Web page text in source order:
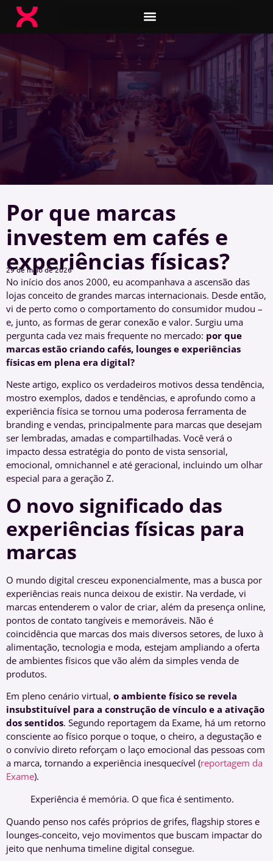
Por que marcas
investem em cafés e
experiências físicas?
29 de maio de 2026
No início dos anos 2000, eu acompanhava a ascensão das
lojas conceito de grandes marcas internacionais. Desde então,
vi de perto como o comportamento do consumidor mudou –
e, junto, as formas de gerar conexão e valor. Surgiu uma
pergunta cada vez mais frequente no mercado: por que
marcas estão criando cafés, lounges e experiências
físicas em plena era digital?
Neste artigo, explico os verdadeiros motivos dessa tendência,
mostro exemplos, dados e tendências, e aprofundo como a
experiência física se tornou uma poderosa ferramenta de
branding e vendas, principalmente para marcas que desejam
ser lembradas, amadas e compartilhadas. Você verá o
impacto dessa estratégia do ponto de vista sensorial,
emocional, omnichannel e até geracional, incluindo um olhar
especial para a geração Z.
O novo significado das
experiências físicas para
marcas
O mundo digital cresceu exponencialmente, mas a busca por
experiências reais nunca deixou de existir. Na verdade, vi
marcas entenderem o valor de criar, além da presença online,
pontos de contato tangíveis e memoráveis. Não é
coincidência que marcas dos mais diversos setores, de luxo à
alimentação, tecnologia e moda, estejam ampliando a oferta
de ambientes físicos que vão além da simples venda de
produtos.
Em pleno cenário virtual, o ambiente físico se revela
insubstituível para a construção de vínculo e a ativação
dos sentidos. Segundo reportagem da Exame, há um retorno
consciente ao físico porque o toque, o cheiro, a degustação e
o convívio direto reforçam o laço emocional das pessoas com
a marca, tornando a experiência inesquecível (reportagem da
Exame).
Experiência é memória. O que fica é sentimento.
Quando penso nos cafés próprios de grifes, flagship stores e
lounges-conceito, vejo movimentos que buscam impactar do
jeito que nenhuma timeline digital consegue.